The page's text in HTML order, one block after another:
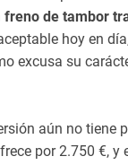
freno de tambor
hoy en
excusa su
aún no tiene
por 2.750 €, y